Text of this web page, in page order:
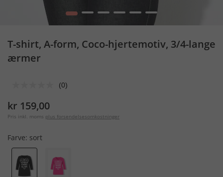
1 2 3 4 5 6
T-shirt, A-form, Coco-hjertemotiv, 3/4-lange
ærmer
(0)
kr 159,00
Pris inkl. moms plus forsendelsesomkostninger
Farve: sort